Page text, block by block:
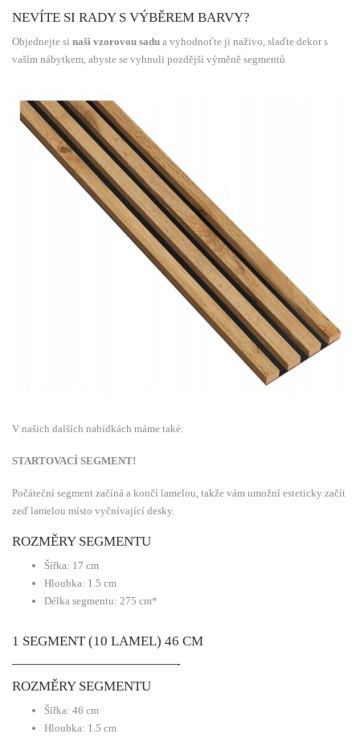
NEVÍTE SI RADY S VÝBĚREM BARVY?
Objednejte si naši vzorovou sadu a vyhodnoťte ji naživo, slaďte dekor s
vaším nábytkem, abyste se vyhnuli pozdější výměně segmentů
V našich dalších nabídkách máme také:
STARTOVACÍ SEGMENT!
Počáteční segment začíná a končí lamelou, takže vám umožní esteticky začít
zeď lamelou místo vyčnívající desky.
ROZMĚRY SEGMENTU
Šířka: 17 cm
Hloubka: 1.5 cm
Délka segmentu: 275 cm*
1 SEGMENT (10 LAMEL) 46 CM
————————————-
ROZMĚRY SEGMENTU
Šířka: 46 cm
Hloubka: 1.5 cm